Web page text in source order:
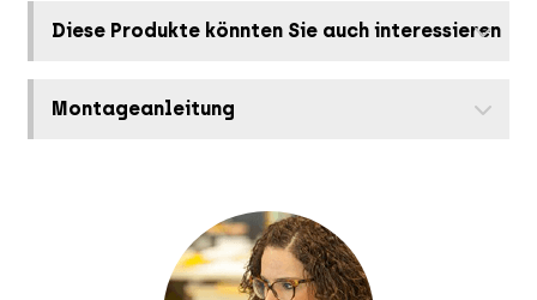
Diese Produkte könnten Sie auch interessieren
Montageanleitung